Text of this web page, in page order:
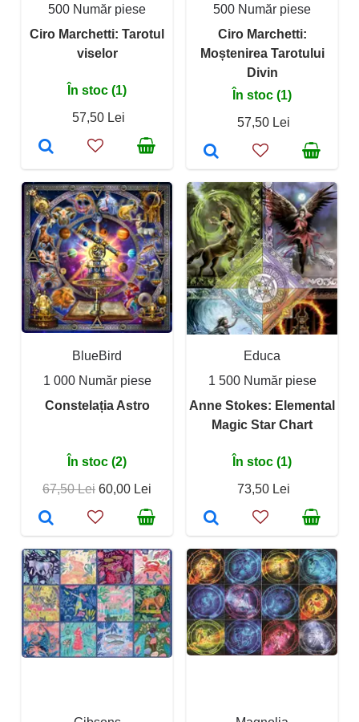
500 Număr piese
Ciro Marchetti: Tarotul
viselor
În stoc (1)
57,50 Lei
500 Număr piese
Ciro Marchetti:
Moștenirea Tarotului
Divin
În stoc (1)
57,50 Lei
BlueBird
1 000 Număr piese
Constelația Astro
În stoc (2)
67,50 Lei 60,00 Lei
Educa
1 500 Număr piese
Anne Stokes: Elemental
Magic Star Chart
În stoc (1)
73,50 Lei